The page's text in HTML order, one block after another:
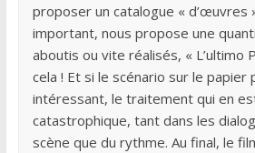
proposer un catalogue « d’œuvres
important, nous propose une
aboutis ou vite réalisés, « L’ultimo
cela ! Et si le scénario sur le
intéressant, le traitement qui en
catastrophique, tant dans les
scène que du rythme. Au final, le